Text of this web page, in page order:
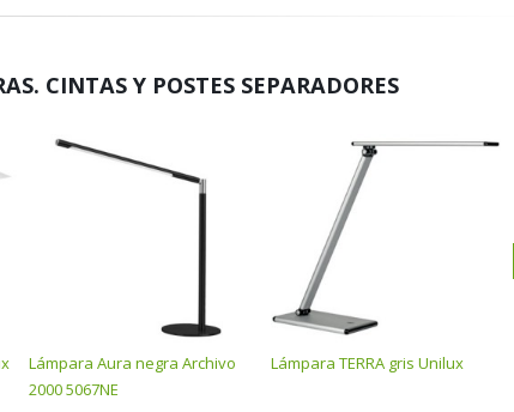
CINTAS Y POSTES SEPARADORES
Lámpara Aura negra Archivo
2000 5067NE
Lámpara TERRA gris Unilux